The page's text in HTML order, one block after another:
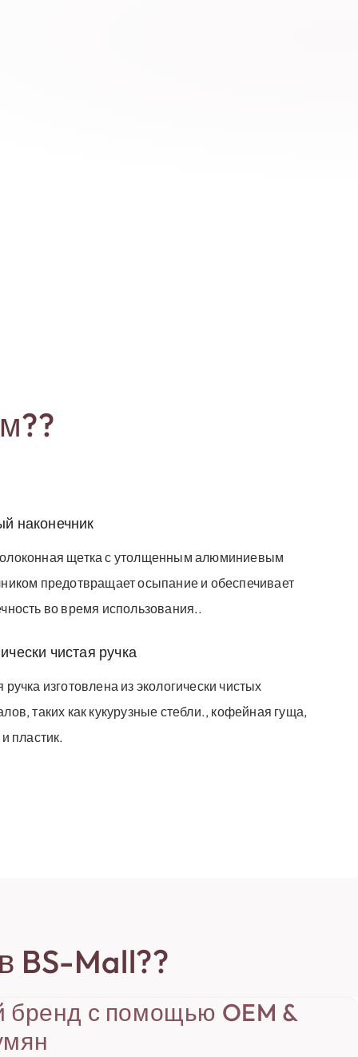
наконечник
щетка с утолщенным алюминиевым
предотвращает осыпание и обеспечивает
во время использования..
чистая ручка
ручка изготовлена ​​из экологически чистых
таких как кукурузные стебли., кофейная гуща,
пластик.
BS-Mall??
бренд с помощью OEM &